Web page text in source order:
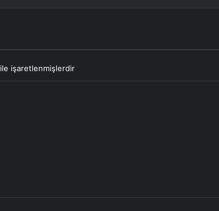
ile işaretlenmişlerdir